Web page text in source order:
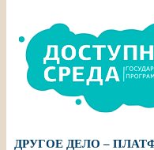
ДРУГОЕ ДЕЛО –